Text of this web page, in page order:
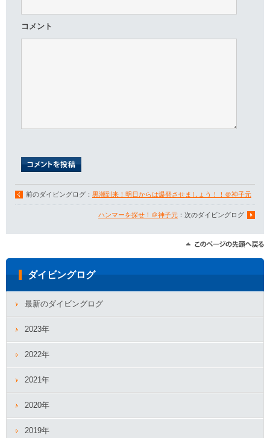
コメント
前のダイビングログ： 黒潮到来！明日からは爆発させましょう！！＠神子元
ハンマーを探せ！＠神子元 ：次のダイビングログ
ダイビングログ
最新のダイビングログ
2023年
2022年
2021年
2020年
2019年